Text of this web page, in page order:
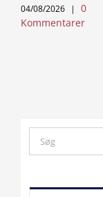
04/08/2026 |
0
Kommentarer
Search
for: